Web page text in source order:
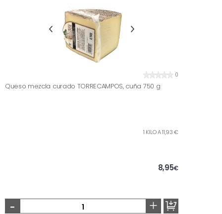
0
Queso mezcla curado TORRECAMPOS, cuña 750 g
1 KILO A 11,93 €
8,95€
- +